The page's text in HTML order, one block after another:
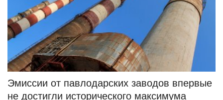
Эмиссии от павлодарских заводов впервые
не достигли исторического максимума